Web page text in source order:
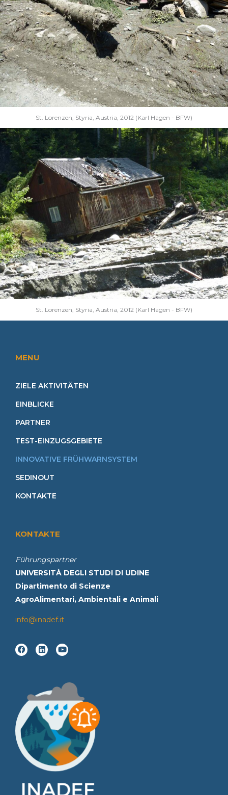
St. Lorenzen, Styria, Austria, 2012 (Karl Hagen - BFW)
St. Lorenzen, Styria, Austria, 2012 (Karl Hagen - BFW)
KONTAKTE
Führungspartner
UNIVERSITÀ DEGLI STUDI DI UDINE
Dipartimento di Scienze
AgroAlimentari, Ambientali e Animali
info@inadef.it
F
a
L
i
i
n
Y
o
b
MENU
ZIELE AKTIVITÄTEN
EINBLICKE
PARTNER
TEST-EINZUGSGEBIETE
INNOVATIVE FRÜHWARNSYSTEM
SEDINOUT
KONTAKTE